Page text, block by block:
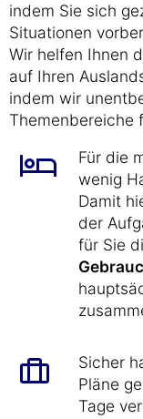
indem Sie sich
Situationen
Wir helfen Ihnen
auf Ihren
indem wir
Themenbereiche
Für die
wenig
Damit
der
für Sie
Sicher
Pläne
Tage